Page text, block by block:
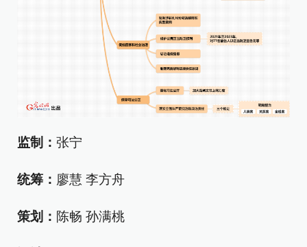
监制： 张宁
统筹： 廖慧 李方舟
策划： 陈畅 孙满桃